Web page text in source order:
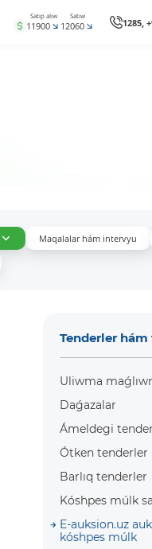
Satıp alıw
11900
Satıw
12060 1285,
Maqalalar hám intervyu
Tenderler
Uliwma
Daǵazalar
Ámeldegi
Ótken tenderler
Barlıq tenderler
Kóshpes múlk
E-auksion.uz
kóshpes múlk